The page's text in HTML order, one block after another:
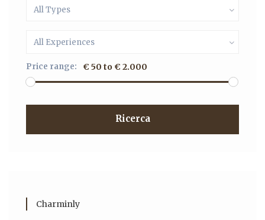
All Types
All Experiences
Price range: € 50 to € 2.000
Ricerca
Charminly